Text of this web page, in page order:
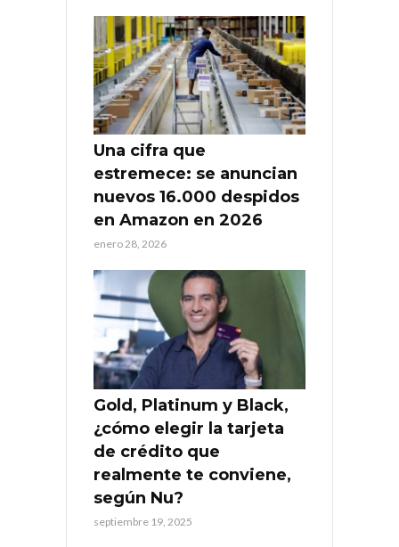
Una cifra que
estremece: se anuncian
nuevos 16.000 despidos
en Amazon en 2026
enero 28, 2026
Gold, Platinum y Black,
¿cómo elegir la tarjeta
de crédito que
realmente te conviene,
según Nu?
septiembre 19, 2025